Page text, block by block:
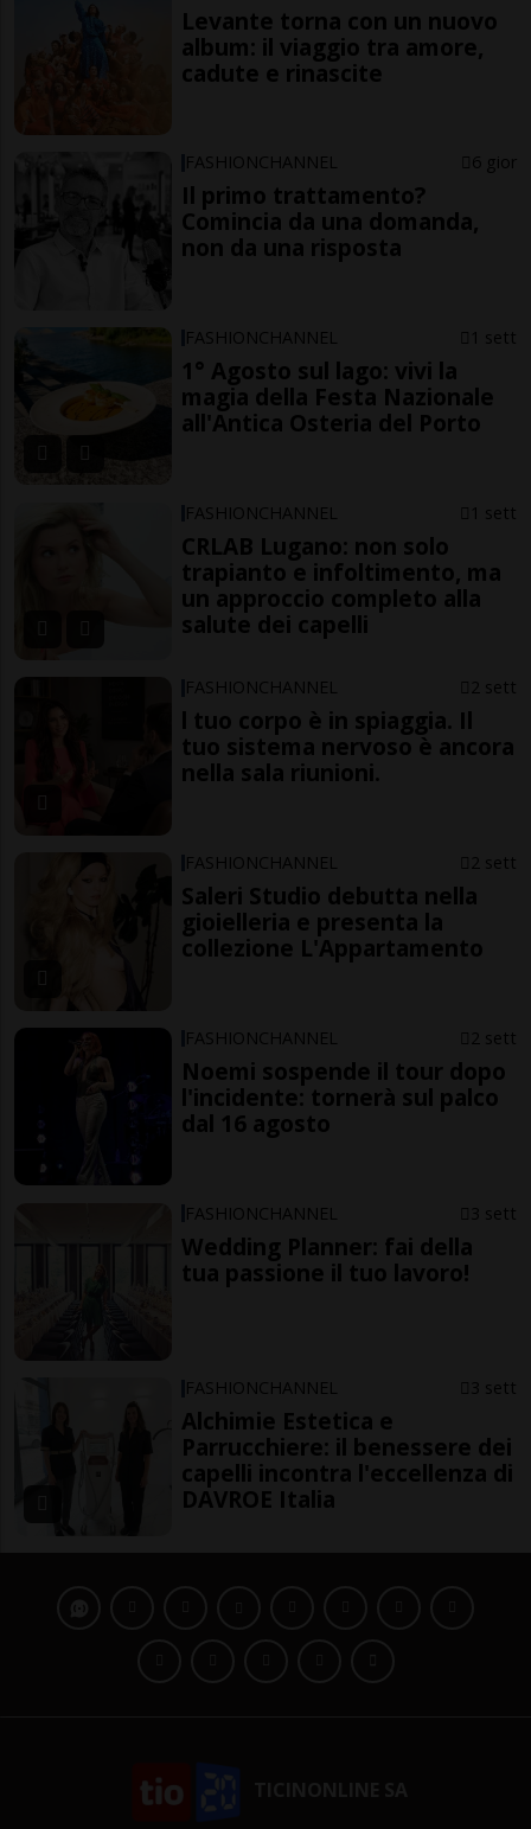
Levante torna con un nuovo
album: il viaggio tra amore,
cadute e rinascite
FASHIONCHANNEL 6 gior
Il primo trattamento?
Comincia da una domanda,
non da una risposta
FASHIONCHANNEL 1 sett
1° Agosto sul lago: vivi la
magia della Festa Nazionale
all'Antica Osteria del Porto
FASHIONCHANNEL 1 sett
CRLAB Lugano: non solo
trapianto e infoltimento, ma
un approccio completo alla
salute dei capelli
FASHIONCHANNEL 2 sett
l tuo corpo è in spiaggia. Il
tuo sistema nervoso è ancora
nella sala riunioni.
FASHIONCHANNEL 2 sett
Saleri Studio debutta nella
gioielleria e presenta la
collezione L'Appartamento
FASHIONCHANNEL 2 sett
Noemi sospende il tour dopo
l'incidente: tornerà sul palco
dal 16 agosto
FASHIONCHANNEL 3 sett
Wedding Planner: fai della
tua passione il tuo lavoro!
FASHIONCHANNEL 3 sett
Alchimie Estetica e
Parrucchiere: il benessere dei
capelli incontra l'eccellenza di
DAVROE Italia